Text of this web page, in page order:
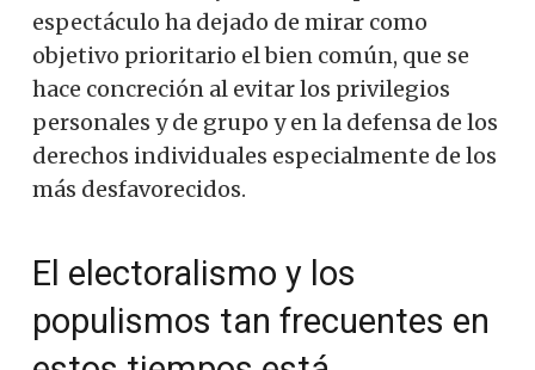
espectáculo ha dejado de mirar como
objetivo prioritario el bien común, que se
hace concreción al evitar los privilegios
personales y de grupo y en la defensa de los
derechos individuales especialmente de los
más desfavorecidos.
El electoralismo y los
populismos tan frecuentes en